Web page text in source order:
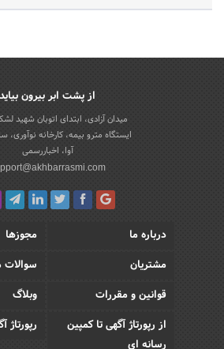
از پشت ابر بیرون بیاید
میدان آزادی، ابتدای اتوبان شهید
ایستگاه مترو بیمه، کارخانه نوآوری،
آوا، اخباررسمی
درباره ما
مجوزها
مشتریان
سوالات
قوانین و مقررات
وبلاگ
از رپورتاژ آگهی تا کمپین
رسانه ای
رپورتاژ